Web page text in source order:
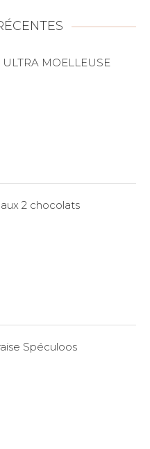
ULTRA MOELLEUSE
2 chocolats
Spéculoos